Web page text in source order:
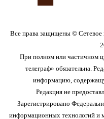
Все права защищены © Сетевое
При полном или частичном
телеграф» обязательна.
информацию,
Редакция не
Зарегистрировано
информационных технологий и